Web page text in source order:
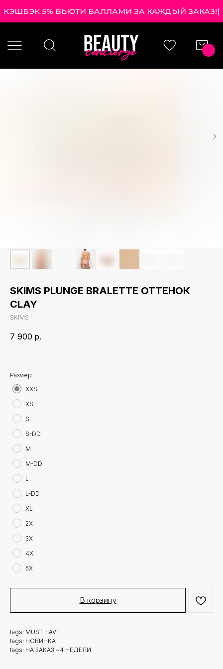
КЭШБЭК 5% БЬЮТИ БАЛЛАМИ ЗА КАЖДЫЙ ЗАКАЗ!|
SKIMS PLUNGE BRALETTE ОТТЕНОК
CLAY
SKIMS
7 900 р.
Размер
XXS
XS
S
S-DD
M
M-DD
L
L-DD
XL
2X
3X
4X
5X
В корзину
tags: MUST HAVE
tags: НОВИНКА
tags: НА ЗАКАЗ ~4 НЕДЕЛИ